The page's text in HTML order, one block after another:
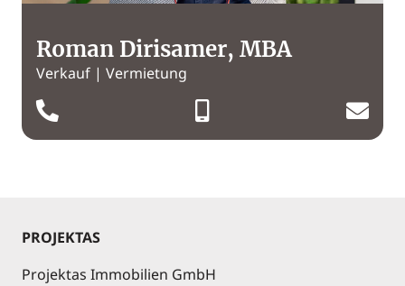
Roman Dirisamer, MBA
Verkauf | Vermietung
PROJEKTAS
Projektas Immobilien GmbH